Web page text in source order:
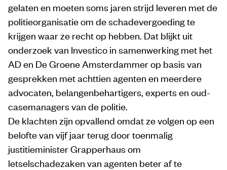
gelaten en moeten soms jaren strijd leveren met de
politieorganisatie om de schadevergoeding te
krijgen waar ze recht op hebben. Dat blijkt uit
onderzoek van Investico in samenwerking met het
AD en De Groene Amsterdammer op basis van
gesprekken met achttien agenten en meerdere
advocaten, belangenbehartigers, experts en oud-
casemanagers van de politie.
De klachten zijn opvallend omdat ze volgen op een
belofte van vijf jaar terug door toenmalig
justitieminister Grapperhaus om
letselschadezaken van agenten beter af te